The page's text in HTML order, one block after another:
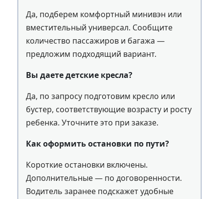
Да, подберем комфортный минивэн или
вместительный универсал. Сообщите
количество пассажиров и багажа —
предложим подходящий вариант.
Вы даете детские кресла?
Да, по запросу подготовим кресло или
бустер, соответствующие возрасту и росту
ребенка. Уточните это при заказе.
Как оформить остановки по пути?
Короткие остановки включены.
Дополнительные — по договоренности.
Водитель заранее подскажет удобные